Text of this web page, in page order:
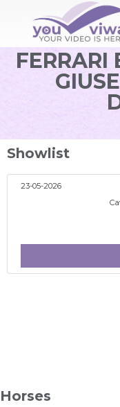
FERRARI
Showlist
23-05-2026
Horses